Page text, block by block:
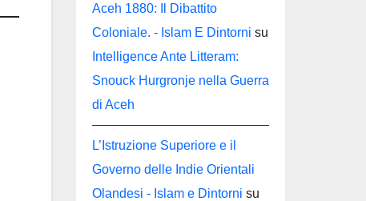
Aceh 1880: Il Dibattito
Coloniale. - Islam E Dintorni su
Intelligence Ante Litteram:
Snouck Hurgronje nella Guerra
di Aceh
L’Istruzione Superiore e il
Governo delle Indie Orientali
Olandesi - Islam e Dintorni su